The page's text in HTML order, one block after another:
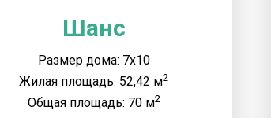
Шанс
Размер дома: 7x10
Жилая площадь: 52,42 м2
Общая площадь: 70 м2